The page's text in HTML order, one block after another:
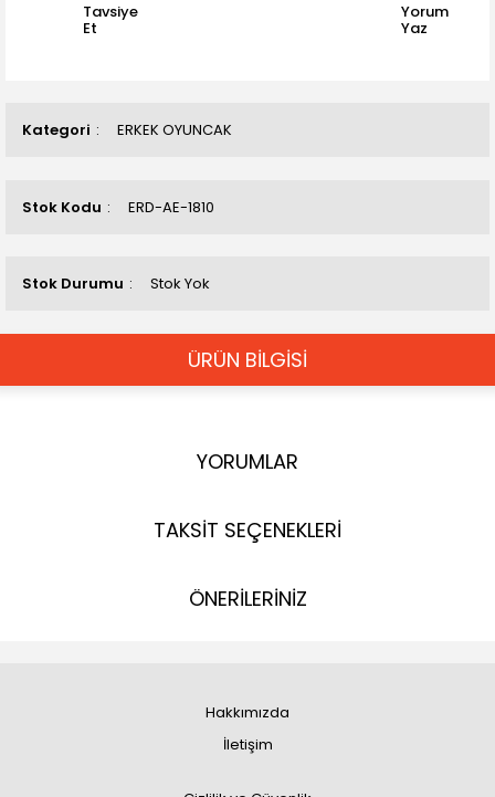
Kategori ERKEK OYUNCAK
Stok Kodu ERD-AE-1810
Stok Durumu Stok Yok
Tavsiye
Et
Yorum
Yaz
ÜRÜN BİLGİSİ
YORUMLAR
TAKSİT SEÇENEKLERİ
ÖNERİLERİNİZ
Hakkımızda
İletişim